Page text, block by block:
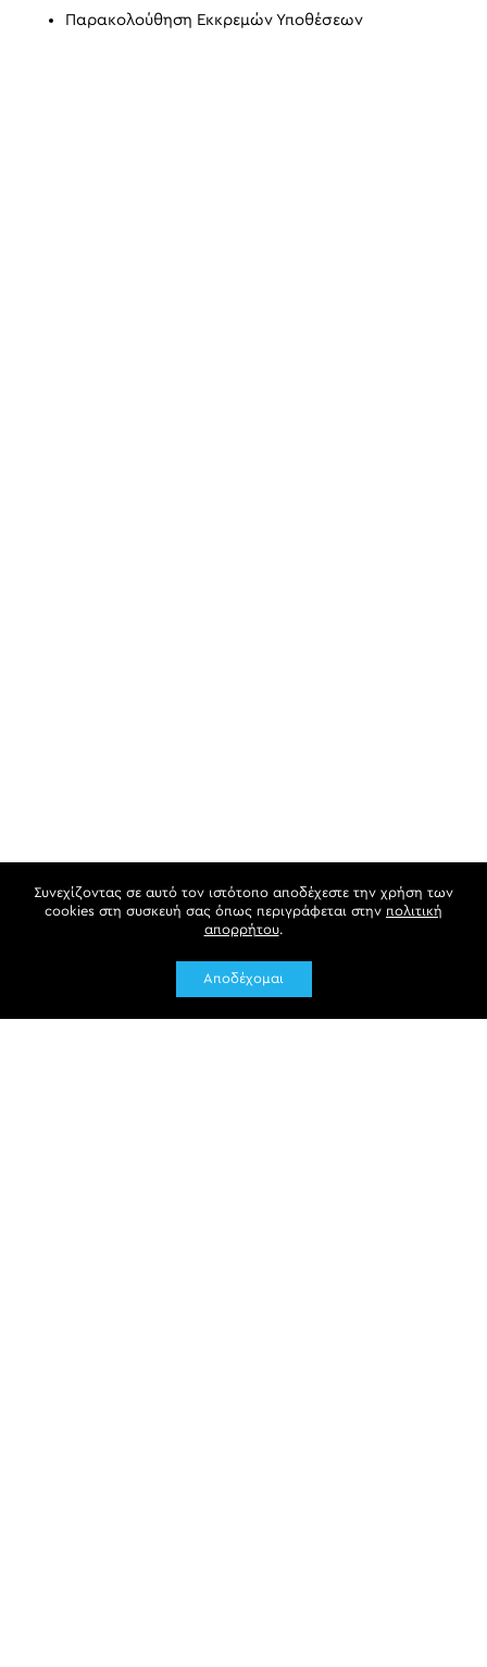
Παρακολούθηση Εκκρεμών Υποθέσεων
Συνεχίζοντας σε αυτό τον ιστότοπο αποδέχεστε την χρήση των
cookies στη συσκευή σας όπως περιγράφεται στην πολιτική
απορρήτου.
Αποδέχομαι